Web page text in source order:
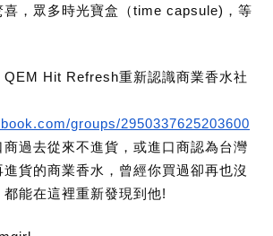
喜，眾多時光寶盒（time capsule)，等
QEM Hit Refresh重新認識商業香水社
groups/2950337625203600
過去從來不進貨，或進口商認為台灣
貨的商業香水，曾經你買過卻再也沒
都能在這裡重新發現到他!